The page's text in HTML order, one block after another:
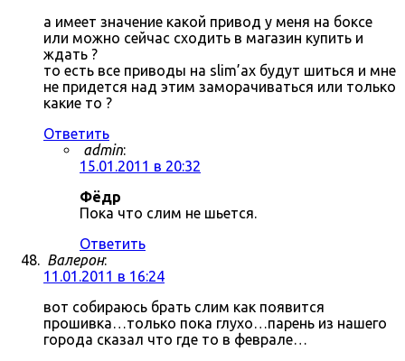
а имеет значение какой привод у меня на боксе
или можно сейчас сходить в магазин купить и
ждать ?
то есть все приводы на slim’ах будут шиться и мне
не придется над этим заморачиваться или только
какие то ?
Ответить
admin:
15.01.2011 в 20:32
Фёдр
Пока что слим не шьется.
Ответить
Валерон:
11.01.2011 в 16:24
вот собираюсь брать слим как появится
прошивка…только пока глухо…парень из нашего
города сказал что где то в феврале…